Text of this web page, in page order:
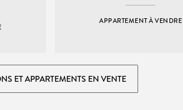
APPARTEMENT À VENDRE
ET APPARTEMENTS EN VENTE